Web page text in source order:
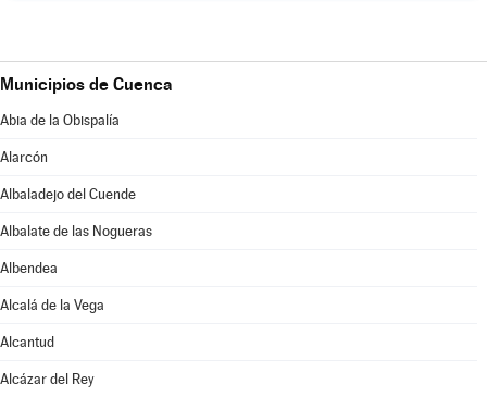
Municipios de Cuenca
Abia de la Obispalía
Alarcón
Albaladejo del Cuende
Albalate de las Nogueras
Albendea
Alcalá de la Vega
Alcantud
Alcázar del Rey